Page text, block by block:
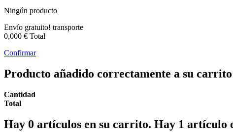
Ningún producto
Envío gratuito! transporte
0,000 € Total
Confirmar
Producto añadido correctamente a su
Cantidad
Total
Hay 0 artículos en su carrito. Hay 1 artículo